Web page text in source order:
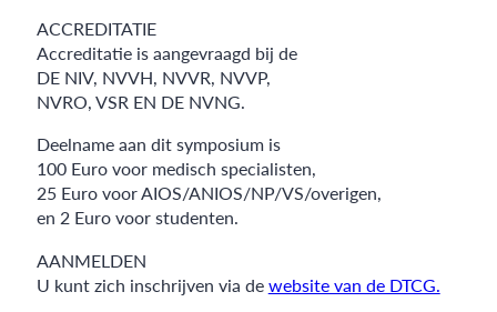
ACCREDITATIE
Accreditatie is aangevraagd bij de
DE NIV, NVVH, NVVR, NVVP,
NVRO, VSR EN DE NVNG.
Deelname aan dit symposium is
100 Euro voor medisch specialisten,
25 Euro voor AIOS/ANIOS/NP/VS/overigen,
en 2 Euro voor studenten.
AANMELDEN
U kunt zich inschrijven via dewebsite van de DTCG.